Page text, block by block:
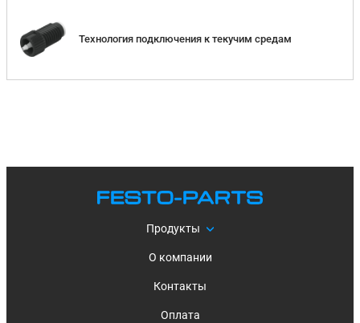
Технология подключения к текучим средам
Продукты
О компании
Контакты
Оплата